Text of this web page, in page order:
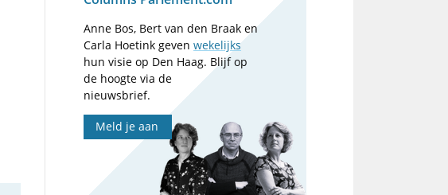
Anne Bos, Bert van den Braak en
Carla Hoetink gevenwekelijks
hun visie op Den Haag. Blijf op
de hoogte via de
nieuwsbrief.
Meld je aan